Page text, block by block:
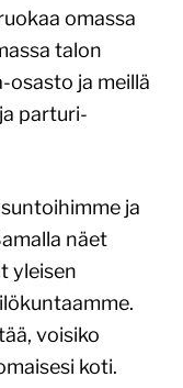
omassa
talon
osasto ja meillä
parturi-
ja
näet
yleisen
voisiko
koti.